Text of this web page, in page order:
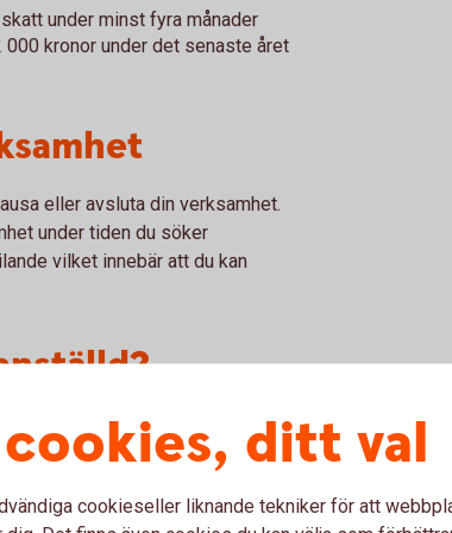
under minst fyra månader
kronor under det senaste året
eller avsluta din verksamhet.
under tiden du söker
vilket innebär att du kan
särskilda regler. I vissa fall
du fortsätter driva företaget på
din situation.
cookies, ditt val
cookieseller liknande tekniker för att